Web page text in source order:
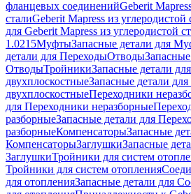
фланцевых соединенийGeberit
сталиGeberit Mapress из углеродистой
для Geberit Mapress из углеродистой
1.0215МуфтыЗапасные детали для
детали для ПереходыОтводы
ОтводыТройникиЗапасные детали
двухплоскостныеЗапасные детали
двухплоскостныеПереходники
для Переходники неразборные
разборныеЗапасные детали для
разборныеКомпенсаторыЗапасные
КомпенсаторыЗаглушкиЗапасные
ЗаглушкиТройники для систем
Тройники для систем отопления
для отопленияЗапасные детали для